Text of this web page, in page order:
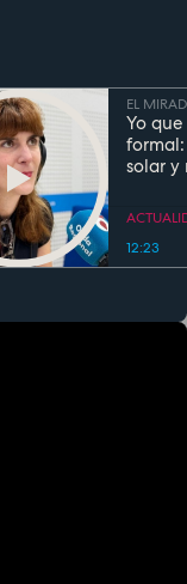
EL
Yo
solar y
12:23